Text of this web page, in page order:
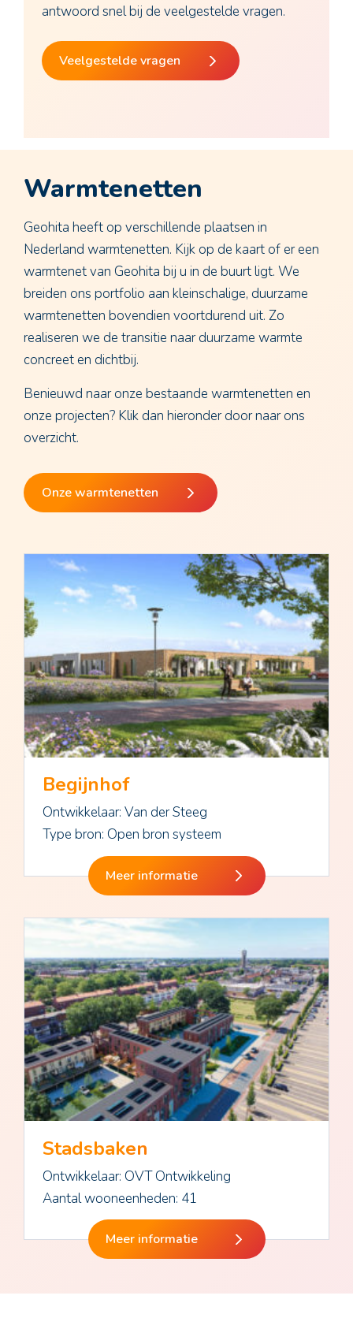
antwoord snel bij de veelgestelde vragen.
Veelgestelde vragen
Warmtenetten
Geohita heeft op verschillende plaatsen in
Nederland warmtenetten. Kijk op de kaart of er een
warmtenet van Geohita bij u in de buurt ligt. We
breiden ons portfolio aan kleinschalige, duurzame
warmtenetten bovendien voortdurend uit. Zo
realiseren we de transitie naar duurzame warmte
concreet en dichtbij.
Benieuwd naar onze bestaande warmtenetten en
onze projecten? Klik dan hieronder door naar ons
overzicht.
Onze warmtenetten
Begijnhof
Ontwikkelaar: Van der Steeg
Type bron: Open bron systeem
Meer informatie
Stadsbaken
Ontwikkelaar: OVT Ontwikkeling
Aantal wooneenheden: 41
Meer informatie